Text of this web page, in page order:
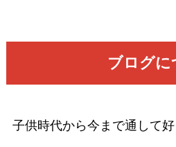
ブログに
子供時代から今まで通して好